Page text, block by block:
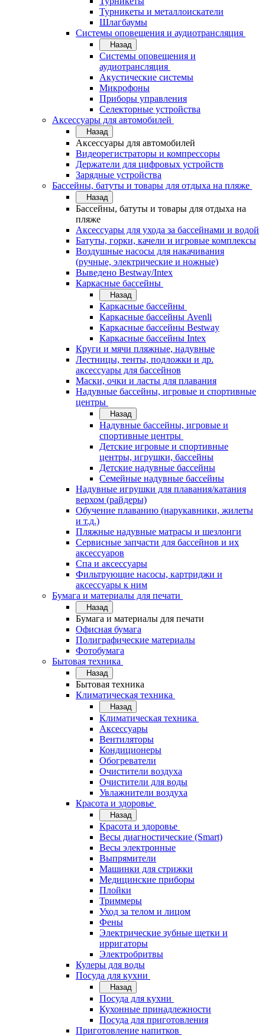
Турникеты и металлоискатели
Шлагбаумы
Системы оповещения и аудиотрансляция
Назад
Системы оповещения и
аудиотрансляция
Акустические системы
Микрофоны
Приборы управления
Селекторные устройства
Аксессуары для автомобилей
Назад
Аксессуары для автомобилей
Видеорегистраторы и компрессоры
Держатели для цифровых устройств
Зарядные устройства
Бассейны, батуты и товары для отдыха на пляже
Назад
Бассейны, батуты и товары для отдыха на
пляже
Аксессуары для ухода за бассейнами и водой
Батуты, горки, качели и игровые комплексы
Воздушные насосы для накачивания
(ручные, электрические и ножные)
Выведено Bestway/Intex
Каркасные бассейны
Назад
Каркасные бассейны
Каркасные бассейны Avenli
Каркасные бассейны Bestway
Каркасные бассейны Intex
Круги и мячи пляжные, надувные
Лестницы, тенты, подложки и др.
аксессуары для бассейнов
Маски, очки и ласты для плавания
Надувные бассейны, игровые и спортивные
центры
Назад
Надувные бассейны, игровые и
спортивные центры
Детские игровые и спортивные
центры, игрушки, бассейны
Детские надувные бассейны
Семейные надувные бассейны
Надувные игрушки для плавания/катания
верхом (райдеры)
Обучение плаванию (нарукавники, жилеты
и т.д.)
Пляжные надувные матрасы и шезлонги
Сервисные запчасти для бассейнов и их
аксессуаров
Спа и аксессуары
Фильтрующие насосы, картриджи и
аксессуары к ним
Бумага и материалы для печати
Назад
Бумага и материалы для печати
Офисная бумага
Полиграфические материалы
Фотобумага
Бытовая техника
Назад
Бытовая техника
Климатическая техника
Назад
Климатическая техника
Аксессуары
Вентиляторы
Кондиционеры
Обогреватели
Очистители воздуха
Очистители для воды
Увлажнители воздуха
Красота и здоровье
Назад
Красота и здоровье
Весы диагностические (Smart)
Весы электронные
Выпрямители
Машинки для стрижки
Медицинские приборы
Плойки
Триммеры
Уход за телом и лицом
Фены
Электрические зубные щетки и
ирригаторы
Электробритвы
Кулеры для воды
Посуда для кухни
Назад
Посуда для кухни
Кухонные принадлежности
Посуда для приготовления
Приготовление напитков